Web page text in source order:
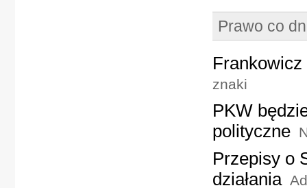
Prawo co
znaki
PKW
polityczne
Przepisy o
działania